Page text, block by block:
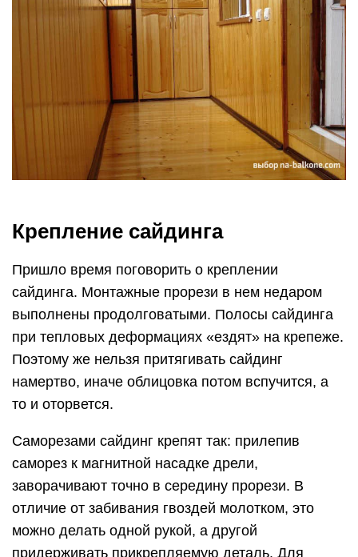
Крепление сайдинга
Пришло время поговорить о креплении
сайдинга. Монтажные прорези в нем недаром
выполнены продолговатыми. Полосы сайдинга
при тепловых деформациях «ездят» на крепеже.
Поэтому же нельзя притягивать сайдинг
намертво, иначе облицовка потом вспучится, а
то и оторвется.
Саморезами сайдинг крепят так: прилепив
саморез к магнитной насадке дрели,
заворачивают точно в середину прорези. В
отличие от забивания гвоздей молотком, это
можно делать одной рукой, а другой
придерживать прикрепляемую деталь. Для